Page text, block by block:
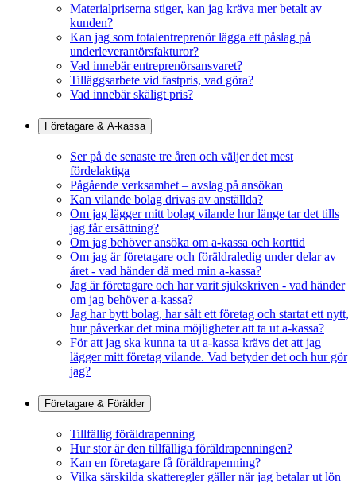
Materialpriserna stiger, kan jag kräva mer betalt av
kunden?
Kan jag som totalentreprenör lägga ett påslag på
underleverantörsfakturor?
Vad innebär entreprenörsansvaret?
Tilläggsarbete vid fastpris, vad göra?
Vad innebär skäligt pris?
Företagare & A-kassa
Ser på de senaste tre åren och väljer det mest
fördelaktiga
Pågående verksamhet – avslag på ansökan
Kan vilande bolag drivas av anställda?
Om jag lägger mitt bolag vilande hur länge tar det tills
jag får ersättning?
Om jag behöver ansöka om a-kassa och korttid
Om jag är företagare och föräldraledig under delar av
året - vad händer då med min a-kassa?
Jag är företagare och har varit sjukskriven - vad händer
om jag behöver a-kassa?
Jag har bytt bolag, har sålt ett företag och startat ett nytt,
hur påverkar det mina möjligheter att ta ut a-kassa?
För att jag ska kunna ta ut a-kassa krävs det att jag
lägger mitt företag vilande. Vad betyder det och hur gör
jag?
Företagare & Förälder
Tillfällig föräldrapenning
Hur stor är den tillfälliga föräldrapenningen?
Kan en företagare få föräldrapenning?
Vilka särskilda skatteregler gäller när jag betalar ut lön